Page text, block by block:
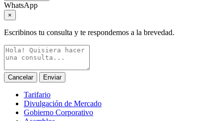
WhatsApp
×
Escribinos tu consulta y te respondemos a la brevedad.
Cancelar Enviar
Tarifario
Divulgación de Mercado
Gobierno Corporativo